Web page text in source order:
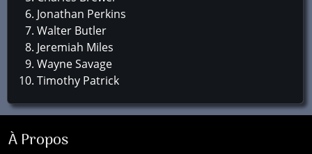
Jonathan Perkins
Walter Butler
Jeremiah Miles
Wayne Savage
Timothy Patrick
À Propos